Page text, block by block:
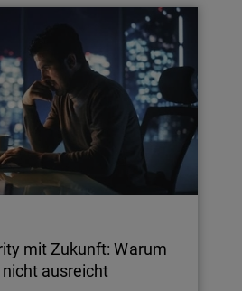
mit Zukunft: Warum
ausreicht